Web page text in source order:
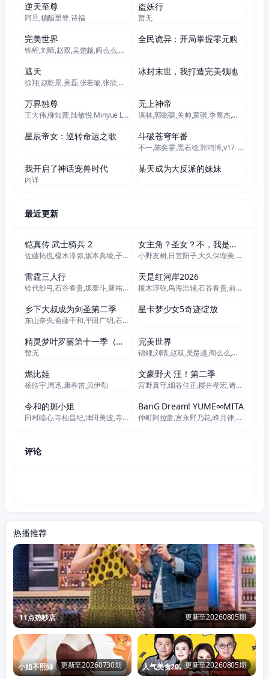
逆天至尊
阿旦,糖醋里脊,诗福
盗妖行
暂无
更新至281集
完美世界
锦鲤,刘晴,赵双,吴楚越,阎么么,宣晓鸣
全民诡异：开局掌握零元购
更新至174集
遮天
徐翔,赵乾景,吴磊,张若瑜,张欣,王肖兵,韩娇娇,李蝉妃
冰封末世，我打造完美领地
更新至470集
万界独尊
王大伟,柳知萧,陆敏悦 Minyue Lu,黄骥,关帅,蘭雨馨,季骜杰,默伶,宴宁,徐翔,张妮,烈之流星,钟巍,Akira明,安志,kinsen,芥末
无上神帝
溪林,郭懿骧,关帅,黄骥,季骜杰,钟巍,烈之流星,蘭雨馨,张妮,徐翔,Akira明,柳知萧
更新至38集
星辰帝女：逆转命运之歌
更新至207集
斗破苍穹年番
不一,陈奕雯,黑石稔,郭鸿博,v17-富贵,王宇航,赵洋
我开启了神话宠兽时代
内详
更新至67集
某天成为大反派的妹妹
最近更新
铠真传 武士骑兵 2
佐藤拓也,榎木淳弥,坂本真绫,子安武人,远藤绫,铃村健一,小西克幸,鸟海浩辅,石桥阳彩,下野纮,杉田智和,寺岛拓笃,前野智昭,草尾毅,佐佐木望,武内骏辅,置鲇龙太郎,远藤大智,天崎滉平,增田俊树,Lynn,村濑步,竹内良太,野岛裕史,西村朋纮,木下纱华,白熊宽嗣,泽城千春,熊谷健太郎,熊谷俊辉
女主角？圣女？不，我是杂役女仆（自豪）！
小野友树,日笠阳子,大久保瑠美,堀江瞬,天崎滉平,仲村宗悟,宫本侑芽
更新至05集
雷霆三人行
铃代纱弓,石谷春贵,坂泰斗,新祐树,前川凉子,川井田夏海,广濑有纪,坂田将吾
更新至04集
天是红河岸2026
榎木淳弥,鸟海浩辅,石谷春贵,前野智昭,游佐浩二,千叶翔也,神尾晋一郎,内田彩,川井田夏海,加藤涉,七海弘希,青木志贵,松冈美里,大野智敬,橘美来
更新至05集
乡下大叔成为剑圣第二季
东山奈央,斋藤千和,平田广明,石川界人,内田直哉,仲田亚里沙,上田瞳,广濑有纪,矢野妃菜喜
更新至11集
星卡梦少女5奇迹绽放
更新至10集
精灵梦叶罗丽第十一季（下）
暂无
完美世界
锦鲤,刘晴,赵双,吴楚越,阎么么,宣晓鸣
燃比娃
杨皓宇,周迅,康春雷,贝伊勒
更新至06集
文豪野犬 汪！第二季
宫野真守,细谷佳正,樱井孝宏,诸星堇,石田彰,子安武人,森川智之,福山润,梶裕贵,花泽香菜,大塚明夫,小野贤章,植田佳奈,小市真琴,谷山纪章,草尾毅,阿座上洋平,千叶翔也,林勇,上村祐翔
更新至06集
令和的斑小姐
田村睦心,寺杣昌纪,津田美波,寺泽百花
更新至08集
BanG Dream! YUME∞MITA
仲町阿拉蕾,宫永野乃花,峰月律,藤都子,千石由乃
评论
热播推荐
更新至20260805期
11点热吵店
更新至20260730期
小姐不熙娣 更新至20260805期
人气美食2026